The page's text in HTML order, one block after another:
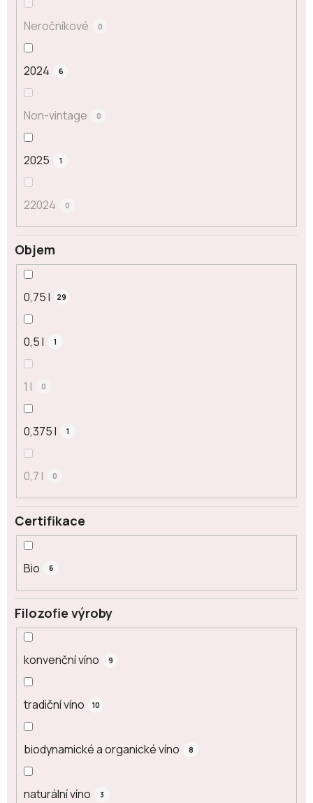
Neročníkové 0
2024 6
Non-vintage 0
2025 1
22024 0
Objem
0,75 l 29
0,5 l 1
1 l 0
0,375 l 1
0,7 l 0
Certifikace
Bio 6
Filozofie výroby
konvenční víno 9
tradiční víno 10
biodynamické a organické víno 8
naturální víno 3